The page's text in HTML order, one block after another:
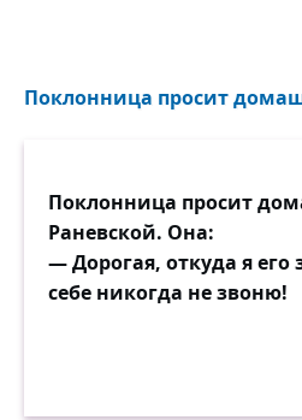
Поклонница просит
Поклонница просит
Раневской. Она:
— Дорогая, откуда я
себе никогда не звоню!